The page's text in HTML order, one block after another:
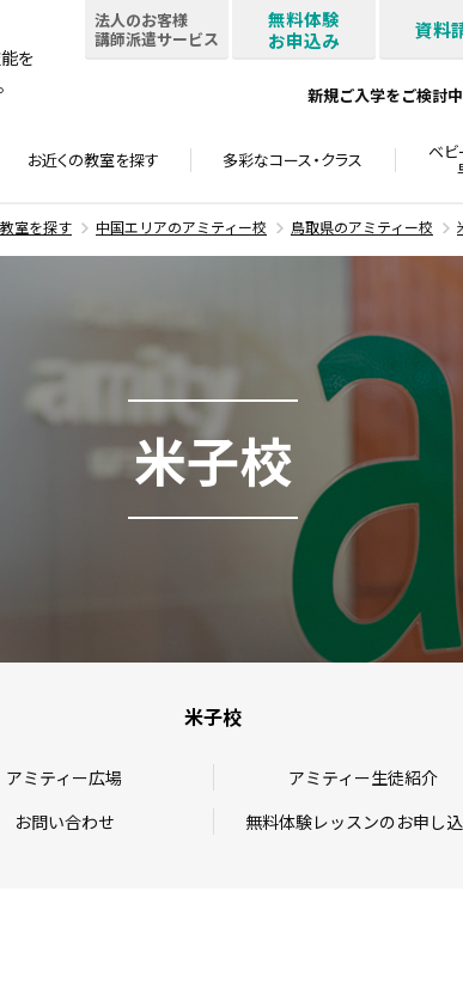
能を
法人のお客様
講師派遣サービス
無料体験
お申込み
資料
新規ご入学をご検討
お近くの教室を探す 多彩なコース・クラス ベビ
室を探す 中国エリアのアミティー校 鳥取県のアミティー校
米子校
米子校
アミティー広場 アミティー生徒紹介
お問い合わせ
無料体験レッスンのお申し